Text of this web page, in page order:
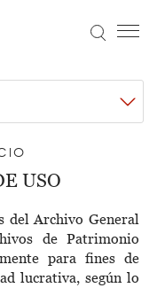
Buscar
USO
del Archivo General
de Patrimonio
para fines de
lucrativa, según lo